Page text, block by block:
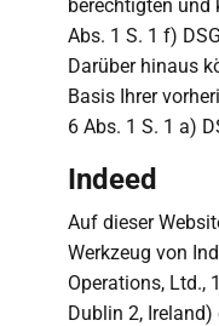
berechtigten und
Abs. 1 S. 1 f)
Darüber hinaus
Basis Ihrer
6 Abs. 1 S. 1 a)
Indeed
Auf dieser
Werkzeug von
Operations, Ltd.,
Dublin 2,